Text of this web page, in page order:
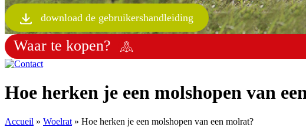
download de gebruikershandleiding
Waar te kopen?
Hoe herken je een molshopen van
Accueil » Woelrat » Hoe herken je een molshopen van een molrat?